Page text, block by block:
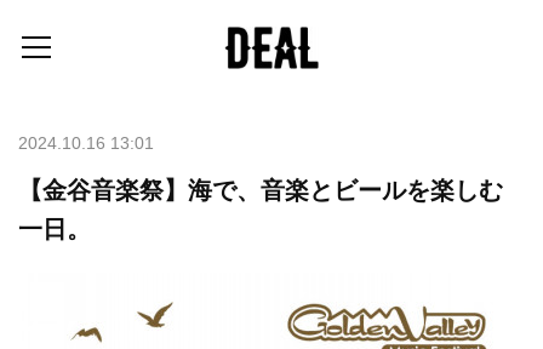
2024.10.16 13:01
【金谷音楽祭】海で、音楽とビールを楽しむ
一日。